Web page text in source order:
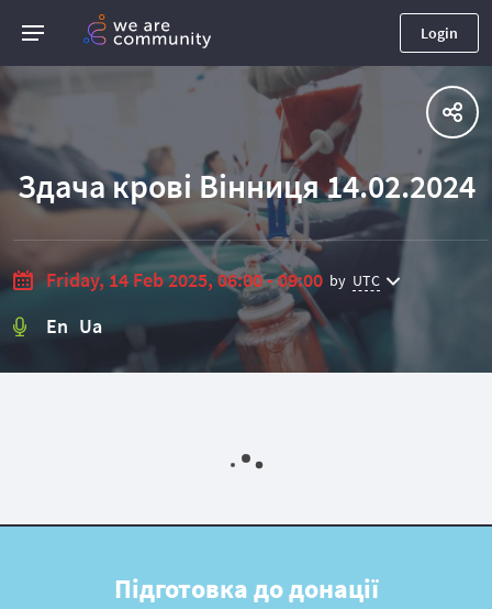
Login
Здача крові Вінниця 14.02.2024
Friday, 14 Feb 2025, 06:00 - 09:00 by UTC
En Ua
Підготовка до донації